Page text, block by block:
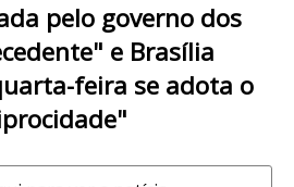
pelo governo dos
e Brasília
feira se adota o